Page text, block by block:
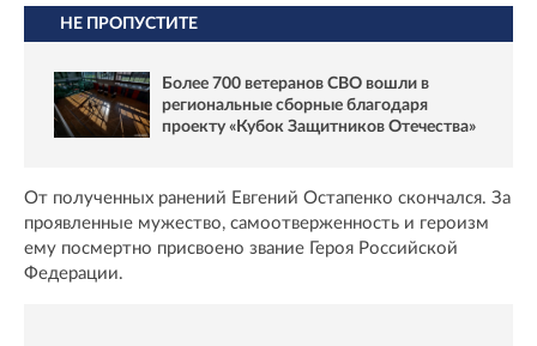
НЕ ПРОПУСТИТЕ
Более 700 ветеранов СВО вошли в
региональные сборные благодаря
проекту «Кубок Защитников Отечества»
От полученных ранений Евгений Остапенко скончался. За
проявленные мужество, самоотверженность и героизм
ему посмертно присвоено звание Героя Российской
Федерации.